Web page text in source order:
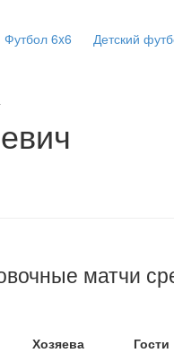
Футбол 6x6 Детский
матчи
Хозяева Гости